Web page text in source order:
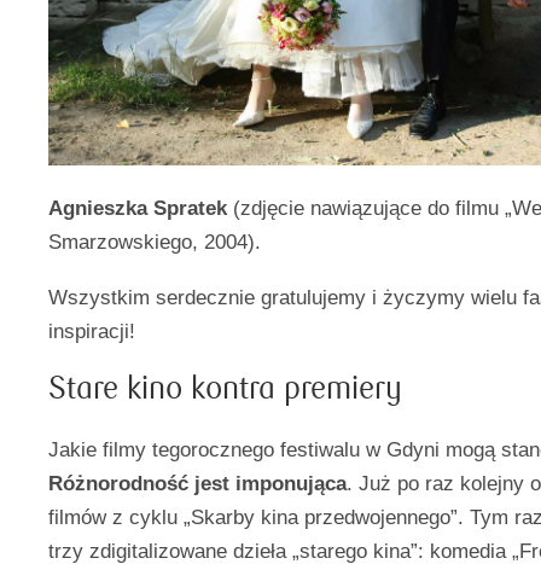
Agnieszka Spratek(zdjęcie nawiązujące do filmu
Smarzowskiego, 2004).
Wszystkim serdecznie gratulujemy i życzymy wielu
inspiracji!
Stare kino kontra premiery
Jakie filmy tegorocznego festiwalu w Gdyni mogą
Różnorodność jest imponująca. Już po raz kolejny
filmów z cyklu „Skarby kina przedwojennego”. Tym
trzy zdigitalizowane dzieła „starego kina”: komedia